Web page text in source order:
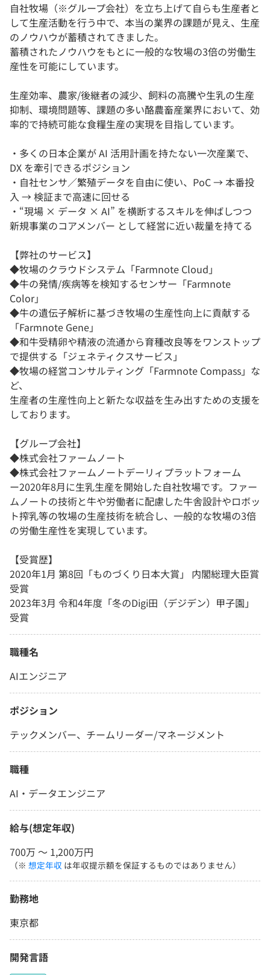
自社牧場（※グループ会社）を立ち上げて自らも生産者と
して生産活動を行う中で、本当の業界の課題が見え、生産
のノウハウが蓄積されてきました。
蓄積されたノウハウをもとに一般的な牧場の3倍の労働生
産性を可能にしています。
生産効率、農家/後継者の減少、飼料の高騰や生乳の生産
抑制、環境問題等、課題の多い酪農畜産業界において、効
率的で持続可能な食糧生産の実現を目指しています。
・多くの日本企業が AI 活用計画を持たない一次産業で、
DX を牽引できるポジション
・自社センサ／繁殖データを自由に使い、PoC → 本番投
入 → 検証まで高速に回せる
・“現場 × データ × AI” を横断するスキルを伸ばしつつ
新規事業のコアメンバー として経営に近い裁量を持てる
【弊社のサービス】
◆牧場のクラウドシステム「Farmnote Cloud」
◆牛の発情/疾病等を検知するセンサー「Farmnote
Color」
◆牛の遺伝子解析に基づき牧場の生産性向上に貢献する
「Farmnote Gene」
◆和牛受精卵や精液の流通から育種改良等をワンストップ
で提供する「ジェネティクスサービス」
◆牧場の経営コンサルティング「Farmnote Compass」な
ど、
生産者の生産性向上と新たな収益を生み出すための支援を
しております。
【グループ会社】
◆株式会社ファームノート
◆株式会社ファームノートデーリィプラットフォーム
ー2020年8月に生乳生産を開始した自社牧場です。ファー
ムノートの技術と牛や労働者に配慮した牛舎設計やロボッ
ト搾乳等の牧場の生産技術を統合し、一般的な牧場の3倍
の労働生産性を実現しています。
【受賞歴】
2020年1月 第8回「ものづくり日本大賞」 内閣総理大臣賞
受賞
2023年3月 令和4年度「冬のDigi田（デジデン）甲子園」
受賞
職種名
AIエンジニア
ポジション
テックメンバー、チームリーダー/マネージメント
職種
AI・データエンジニア
給与(想定年収)
700万 〜 1,200万円
（※ 想定年収 は年収提示額を保証するものではありません）
勤務地
東京都
開発言語